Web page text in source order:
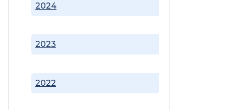
2022
2023
2024